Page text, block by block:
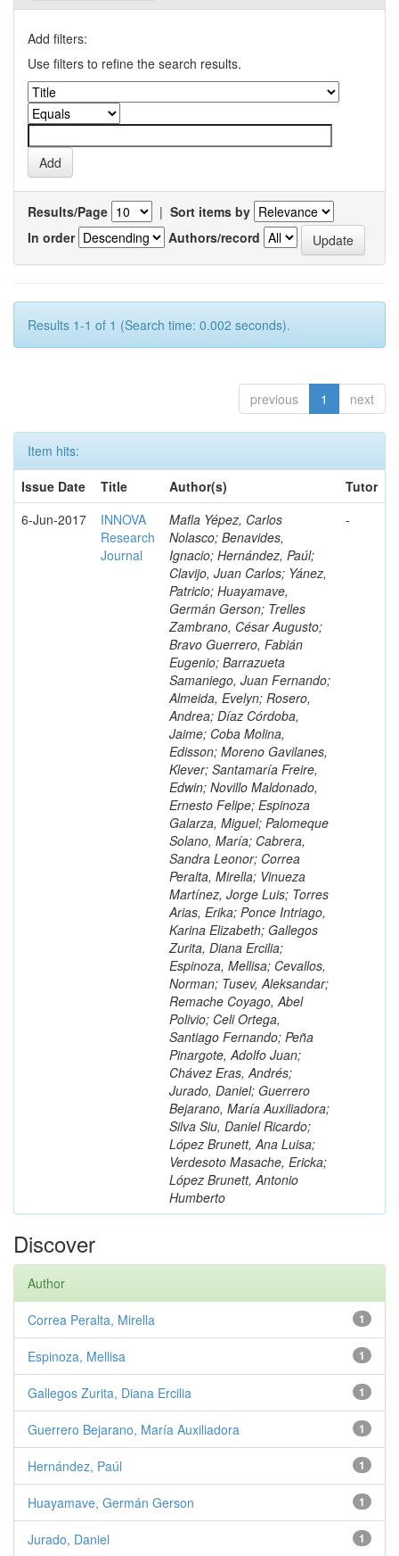
Add filters:
Use filters to refine the search results.
Results/Page | Sort items by
In order
Authors/record
Results 1-1 of 1 (Search time: 0.002 seconds).
previous 1 next
Item hits:
Issue Date
Title Author(s)
Tutor
6-Jun-2017
INNOVA
Research
Journal
Mafla Yépez, Carlos
Nolasco; Benavides,
Ignacio; Hernández, Paúl;
Clavijo, Juan Carlos; Yánez,
Patricio; Huayamave,
Germán Gerson; Trelles
Zambrano, César Augusto;
Bravo Guerrero, Fabián
Eugenio; Barrazueta
Samaniego, Juan Fernando;
Almeida, Evelyn; Rosero,
Andrea; Díaz Córdoba,
Jaime; Coba Molina,
Edisson; Moreno Gavilanes,
Klever; Santamaría Freire,
Edwin; Novillo Maldonado,
Ernesto Felipe; Espinoza
Galarza, Miguel; Palomeque
Solano, María; Cabrera,
Sandra Leonor; Correa
Peralta, Mirella; Vinueza
Martínez, Jorge Luis; Torres
Arias, Erika; Ponce Intriago,
Karina Elizabeth; Gallegos
Zurita, Diana Ercilia;
Espinoza, Mellisa; Cevallos,
Norman; Tusev, Aleksandar;
Remache Coyago, Abel
Polivio; Celi Ortega,
Santiago Fernando; Peña
Pinargote, Adolfo Juan;
Chávez Eras, Andrés;
Jurado, Daniel; Guerrero
Bejarano, María Auxiliadora;
Silva Siu, Daniel Ricardo;
López Brunett, Ana Luisa;
Verdesoto Masache, Ericka;
López Brunett, Antonio
Humberto
-
Discover
Author
1
Correa Peralta, Mirella
1
Espinoza, Mellisa
1
Gallegos Zurita, Diana Ercilia
1
Guerrero Bejarano, María Auxiliadora
1
Hernández, Paúl
1
Huayamave, Germán Gerson
1
Jurado, Daniel